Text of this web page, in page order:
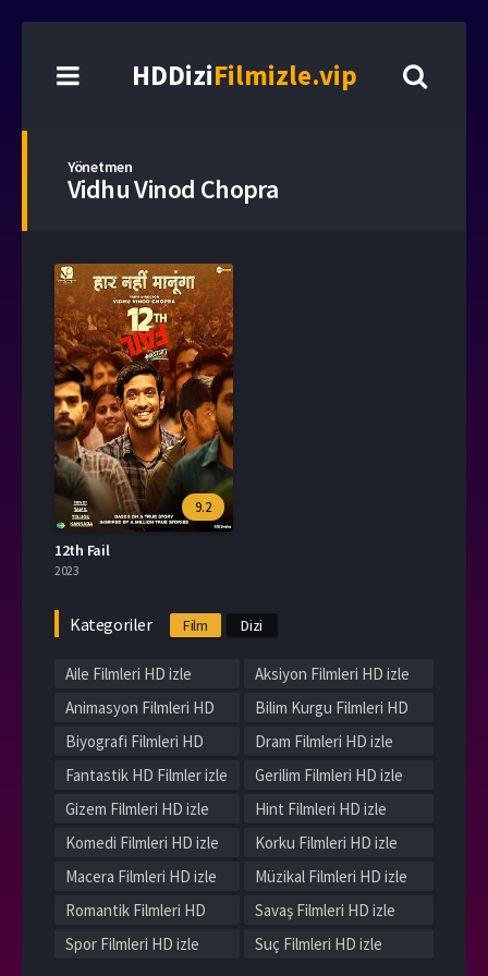
HDDiziFilmizle.vip
Yönetmen
Vidhu Vinod Chopra
9.2
12th Fail
2023
Kategoriler Film Dizi
Aile Filmleri HD izle
Aksiyon Filmleri HD izle
Animasyon Filmleri HD
izle
Bilim Kurgu Filmleri HD
izle
Biyografi Filmleri HD
izle
Dram Filmleri HD izle
Fantastik HD Filmler izle
Gerilim Filmleri HD izle
Gizem Filmleri HD izle
Hint Filmleri HD izle
Komedi Filmleri HD izle
Korku Filmleri HD izle
Macera Filmleri HD izle
Müzikal Filmleri HD izle
Romantik Filmleri HD
izle
Savaş Filmleri HD izle
Spor Filmleri HD izle
Suç Filmleri HD izle